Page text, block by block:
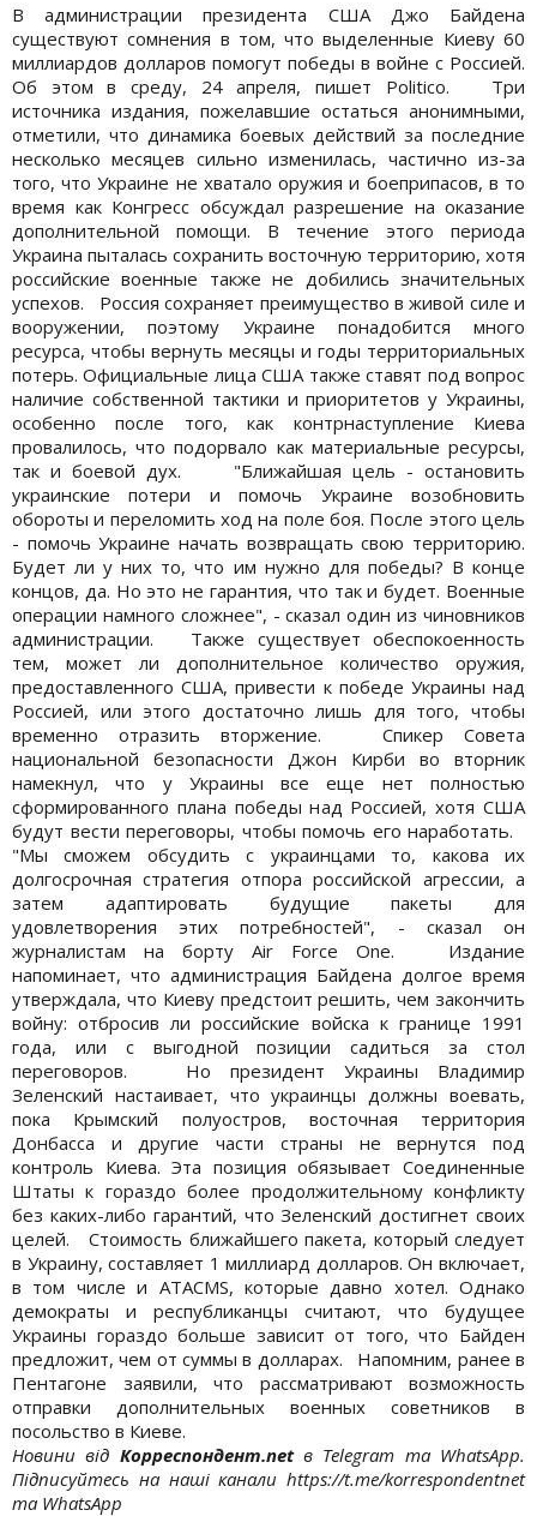
В администрации президента США Джо Байдена
существуют сомнения в том, что выделенные Киеву 60
миллиардов долларов помогут победы в войне с Россией.
Об этом в среду, 24 апреля, пишет Politico. Три
источника издания, пожелавшие остаться анонимными,
отметили, что динамика боевых действий за последние
несколько месяцев сильно изменилась, частично из-за
того, что Украине не хватало оружия и боеприпасов, в то
время как Конгресс обсуждал разрешение на оказание
дополнительной помощи. В течение этого периода
Украина пыталась сохранить восточную территорию, хотя
российские военные также не добились значительных
успехов. Россия сохраняет преимущество в живой силе и
вооружении, поэтому Украине понадобится много
ресурса, чтобы вернуть месяцы и годы территориальных
потерь. Официальные лица США также ставят под вопрос
наличие собственной тактики и приоритетов у Украины,
особенно после того, как контрнаступление Киева
провалилось, что подорвало как материальные ресурсы,
так и боевой дух. "Ближайшая цель - остановить
украинские потери и помочь Украине возобновить
обороты и переломить ход на поле боя. После этого цель
- помочь Украине начать возвращать свою территорию.
Будет ли у них то, что им нужно для победы? В конце
концов, да. Но это не гарантия, что так и будет. Военные
операции намного сложнее", - сказал один из чиновников
администрации. Также существует обеспокоенность
тем, может ли дополнительное количество оружия,
предоставленного США, привести к победе Украины над
Россией, или этого достаточно лишь для того, чтобы
временно отразить вторжение. Спикер Совета
национальной безопасности Джон Кирби во вторник
намекнул, что у Украины все еще нет полностью
сформированного плана победы над Россией, хотя США
будут вести переговоры, чтобы помочь его наработать.
"Мы сможем обсудить с украинцами то, какова их
долгосрочная стратегия отпора российской агрессии, а
затем адаптировать будущие пакеты для
удовлетворения этих потребностей", - сказал он
журналистам на борту Air Force One. Издание
напоминает, что администрация Байдена долгое время
утверждала, что Киеву предстоит решить, чем закончить
войну: отбросив ли российские войска к границе 1991
года, или с выгодной позиции садиться за стол
переговоров. Но президент Украины Владимир
Зеленский настаивает, что украинцы должны воевать,
пока Крымский полуостров, восточная территория
Донбасса и другие части страны не вернутся под
контроль Киева. Эта позиция обязывает Соединенные
Штаты к гораздо более продолжительному конфликту
без каких-либо гарантий, что Зеленский достигнет своих
целей. Стоимость ближайшего пакета, который следует
в Украину, составляет 1 миллиард долларов. Он включает,
в том числе и ATACMS, которые давно хотел. Однако
демократы и республиканцы считают, что будущее
Украины гораздо больше зависит от того, что Байден
предложит, чем от суммы в долларах. Напомним, ранее в
Пентагоне заявили, что рассматривают возможность
отправки дополнительных военных советников в
посольство в Киеве.
Новини від Корреспондент.netв Telegram та WhatsApp.
Підписуйтесь на наші канали https://t.me/korrespondentnet
та WhatsApp